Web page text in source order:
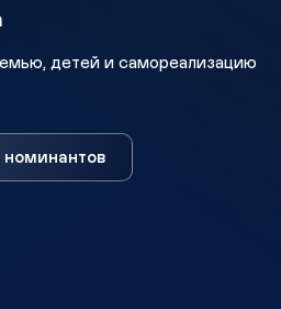
детей и самореализацию
номинантов